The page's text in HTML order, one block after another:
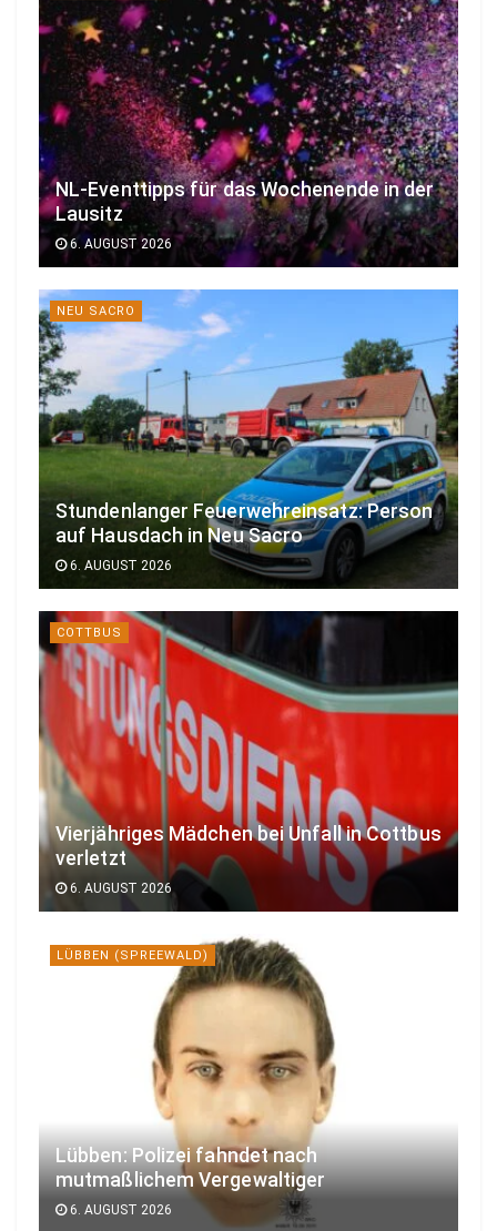
NL-Eventtipps für das Wochenende in der
Lausitz
6. AUGUST 2026
NEU SACRO
Stundenlanger Feuerwehreinsatz: Person
auf Hausdach in Neu Sacro
6. AUGUST 2026
COTTBUS
Vierjähriges Mädchen bei Unfall in Cottbus
verletzt
6. AUGUST 2026
LÜBBEN (SPREEWALD)
Lübben: Polizei fahndet nach
mutmaßlichem Vergewaltiger
6. AUGUST 2026